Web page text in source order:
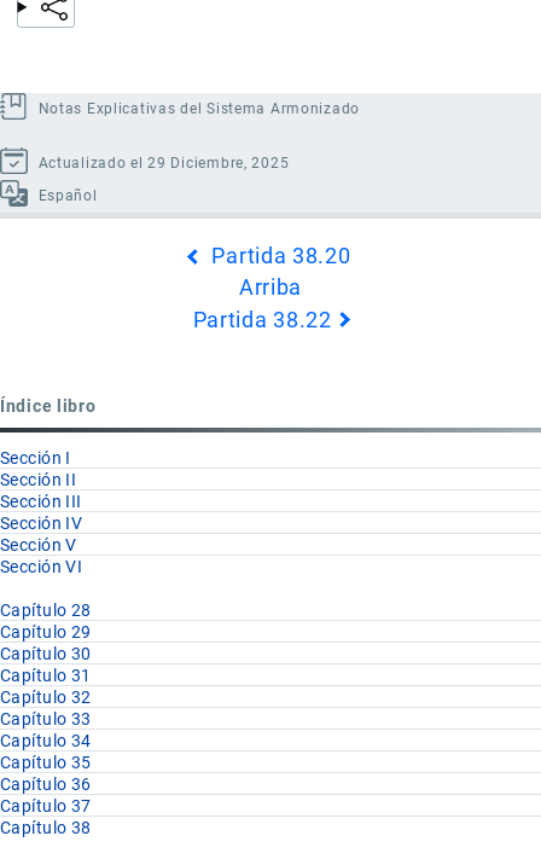
Notas Explicativas del Sistema Armonizado
Actualizado el 29 Diciembre, 2025
Español
38.21
Partida 38.20
Arriba
Partida 38.22
Índice libro
Sección I
Sección II
Sección III
Sección IV
Sección V
Sección VI
Capítulo 28
Capítulo 29
Capítulo 30
Capítulo 31
Capítulo 32
Capítulo 33
Capítulo 34
Capítulo 35
Capítulo 36
Capítulo 37
Capítulo 38